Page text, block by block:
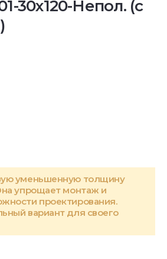
30x120-Непол. (с
уменьшенную толщину
упрощает монтаж и
проектирования.
вариант для своего